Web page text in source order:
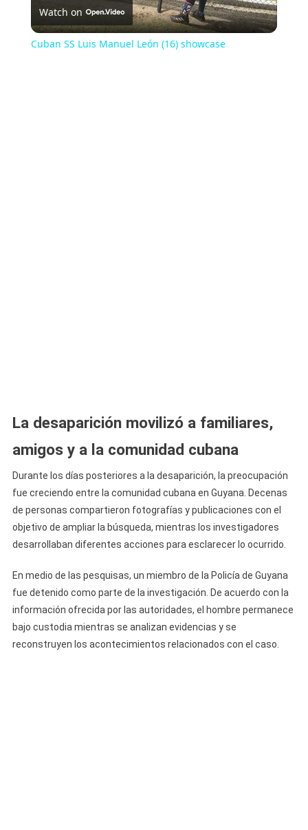
Video
Watch on
Cuban SS Luis Manuel León (16) showcase
La desaparición movilizó a familiares,
amigos y a la comunidad cubana
Durante los días posteriores a la desaparición, la preocupación
fue creciendo entre la comunidad cubana en Guyana. Decenas
de personas compartieron fotografías y publicaciones con el
objetivo de ampliar la búsqueda, mientras los investigadores
desarrollaban diferentes acciones para esclarecer lo ocurrido.
En medio de las pesquisas, un miembro de la Policía de Guyana
fue detenido como parte de la investigación. De acuerdo con la
información ofrecida por las autoridades, el hombre permanece
bajo custodia mientras se analizan evidencias y se
reconstruyen los acontecimientos relacionados con el caso.